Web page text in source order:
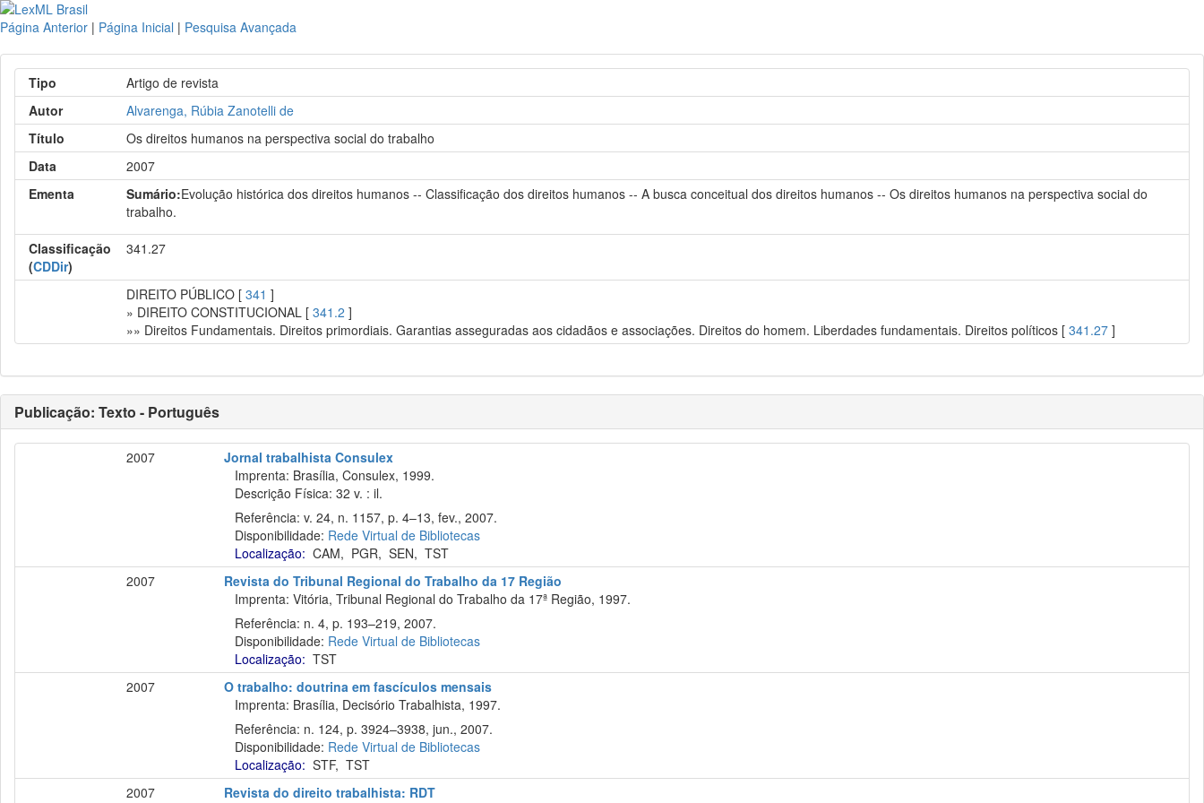
Página Anterior | Página Inicial | Pesquisa Avançada
Tipo
Artigo de revista
Autor
Alvarenga, Rúbia Zanotelli de
Título
Os direitos humanos na perspectiva social do trabalho
Data
2007
Ementa
Sumário:Evolução histórica dos direitos humanos -- Classificação dos direitos humanos -- A busca conceitual dos direitos humanos -- Os direitos humanos na perspectiva social do
trabalho.
Classificação
(CDDir)
341.27
DIREITO PÚBLICO [341 ]
» DIREITO CONSTITUCIONAL [341.2 ]
»» Direitos Fundamentais. Direitos primordiais. Garantias asseguradas aos cidadãos e associações. Direitos do homem. Liberdades fundamentais. Direitos políticos [341.27 ]
Publicação: Texto - Português
2007
Jornal trabalhista Consulex
Imprenta: Brasília, Consulex, 1999.
Descrição Física: 32 v. : il.
Referência: v. 24, n. 1157, p. 4–13, fev., 2007.
Disponibilidade: Rede Virtual de Bibliotecas
Localização: CAM, PGR,SEN,TST
2007
Revista do Tribunal Regional do Trabalho da 17 Região
Imprenta: Vitória, Tribunal Regional do Trabalho da 17ª Região, 1997.
Referência: n. 4, p. 193–219, 2007.
Disponibilidade: Rede Virtual de Bibliotecas
Localização: TST
2007
O trabalho: doutrina em fascículos mensais
Imprenta: Brasília, Decisório Trabalhista, 1997.
Referência: n. 124, p. 3924–3938, jun., 2007.
Disponibilidade: Rede Virtual de Bibliotecas
Localização: STF,TST
2007
Revista do direito trabalhista: RDT